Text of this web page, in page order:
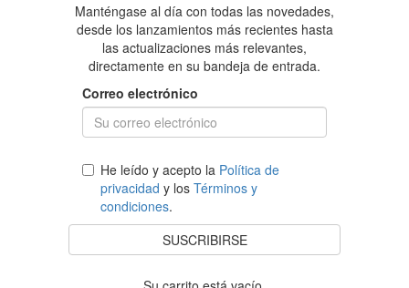
Manténgase al día con todas las novedades,
desde los lanzamientos más recientes hasta
las actualizaciones más relevantes,
directamente en su bandeja de entrada.
Correo electrónico
He leído y acepto la Política de
privacidad y los Términos y
condiciones.
SUSCRIBIRSE